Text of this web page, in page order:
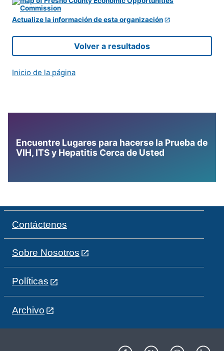
Actualize la información de esta organización
Volver a resultados
Inicio de la página
Encuentre Lugares para hacerse la Prueba de
VIH, ITS y Hepatitis Cerca de Usted
Contáctenos
Sobre Nosotros
Políticas
Archivo